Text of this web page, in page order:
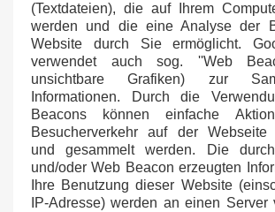
(Textdateien), die auf Ihrem
werden und die eine Analyse der
Website durch Sie ermöglicht.
verwendet auch sog. ''Web
unsichtbare Grafiken) zur
Informationen. Durch die
Beacons können einfache
Besucherverkehr auf der Webseite
und gesammelt werden. Die
und/oder Web Beacon erzeugten
Ihre Benutzung dieser Website
IP-Adresse) werden an einen